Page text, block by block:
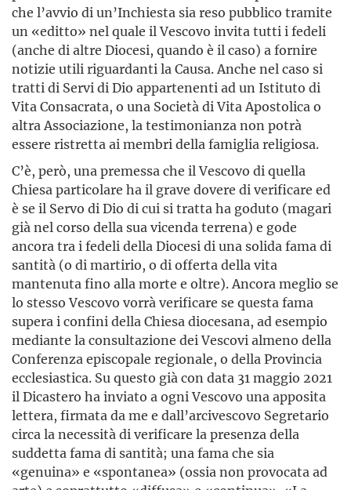
che l’avvio di un’Inchiesta sia reso pubblico tramite
un «editto» nel quale il Vescovo invita tutti i fedeli
(anche di altre Diocesi, quando è il caso) a fornire
notizie utili riguardanti la Causa. Anche nel caso si
tratti di Servi di Dio appartenenti ad un Istituto di
Vita Consacrata, o una Società di Vita Apostolica o
altra Associazione, la testimonianza non potrà
essere ristretta ai membri della famiglia religiosa.
C’è, però, una premessa che il Vescovo di quella
Chiesa particolare ha il grave dovere di verificare ed
è se il Servo di Dio di cui si tratta ha goduto (magari
già nel corso della sua vicenda terrena) e gode
ancora tra i fedeli della Diocesi di una solida fama di
santità (o di martirio, o di offerta della vita
mantenuta fino alla morte e oltre). Ancora meglio se
lo stesso Vescovo vorrà verificare se questa fama
supera i confini della Chiesa diocesana, ad esempio
mediante la consultazione dei Vescovi almeno della
Conferenza episcopale regionale, o della Provincia
ecclesiastica. Su questo già con data 31 maggio 2021
il Dicastero ha inviato a ogni Vescovo una apposita
lettera, firmata da me e dall’arcivescovo Segretario
circa la necessità di verificare la presenza della
suddetta fama di santità; una fama che sia
«genuina» e «spontanea» (ossia non provocata ad